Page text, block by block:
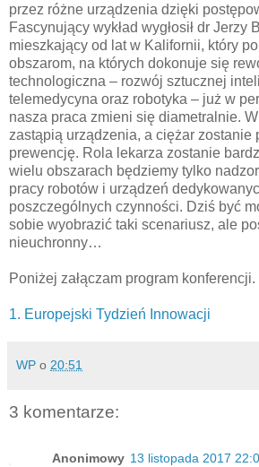
przez różne urządzenia dzięki
Fascynujący wykład wygłosił dr Jerzy
mieszkający od lat w Kalifornii, który
obszarom, na których dokonuje się
technologiczna – rozwój sztucznej
telemedycyna oraz robotyka – już w
nasza praca zmieni się diametralnie.
zastąpią urządzenia, a ciężar zostanie
prewencję. Rola lekarza zostanie
wielu obszarach będziemy tylko
pracy robotów i urządzeń
poszczególnych czynności. Dziś być
sobie wyobrazić taki scenariusz, ale
nieuchronny…
Poniżej załączam program konferencji.
1. Europejski Tydzień Innowacji
WP o 20:51
3 komentarze:
Anonimowy 13 listopada 2017